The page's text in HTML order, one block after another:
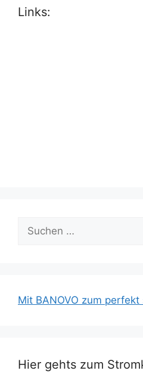
Links:
nach:
Mit BANOVO zum
Hier gehts zum